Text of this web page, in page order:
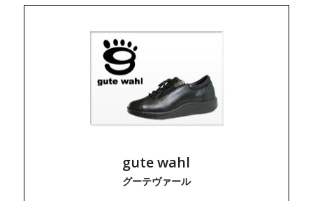
gute wahl
グーテヴァール